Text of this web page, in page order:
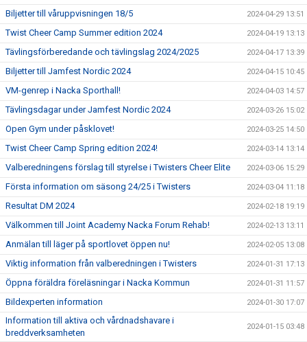
Biljetter till våruppvisningen 18/5 2024-04-29 13:51
Twist Cheer Camp Summer edition 2024 2024-04-19 13:13
Tävlingsförberedande och tävlingslag 2024/2025 2024-04-17 13:39
Biljetter till Jamfest Nordic 2024 2024-04-15 10:45
VM-genrep i Nacka Sporthall! 2024-04-03 14:57
Tävlingsdagar under Jamfest Nordic 2024 2024-03-26 15:02
Open Gym under påsklovet! 2024-03-25 14:50
Twist Cheer Camp Spring edition 2024! 2024-03-14 13:14
Valberedningens förslag till styrelse i Twisters Cheer Elite 2024-03-06 15:29
Första information om säsong 24/25 i Twisters 2024-03-04 11:18
Resultat DM 2024 2024-02-18 19:19
Välkommen till Joint Academy Nacka Forum Rehab! 2024-02-13 13:11
Anmälan till läger på sportlovet öppen nu! 2024-02-05 13:08
Viktig information från valberedningen i Twisters 2024-01-31 17:13
Öppna föräldra föreläsningar i Nacka Kommun 2024-01-31 11:57
Bildexperten information 2024-01-30 17:07
Information till aktiva och vårdnadshavare i
breddverksamheten
2024-01-15 03:48